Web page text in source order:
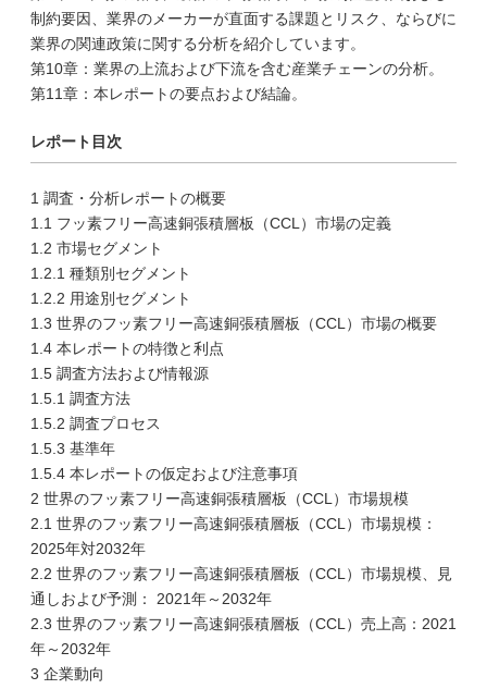
制約要因、業界のメーカーが直面する課題とリスク、ならびに
業界の関連政策に関する分析を紹介しています。
第10章：業界の上流および下流を含む産業チェーンの分析。
第11章：本レポートの要点および結論。
レポート目次
1 調査・分析レポートの概要
1.1 フッ素フリー高速銅張積層板（CCL）市場の定義
1.2 市場セグメント
1.2.1 種類別セグメント
1.2.2 用途別セグメント
1.3 世界のフッ素フリー高速銅張積層板（CCL）市場の概要
1.4 本レポートの特徴と利点
1.5 調査方法および情報源
1.5.1 調査方法
1.5.2 調査プロセス
1.5.3 基準年
1.5.4 本レポートの仮定および注意事項
2 世界のフッ素フリー高速銅張積層板（CCL）市場規模
2.1 世界のフッ素フリー高速銅張積層板（CCL）市場規模：
2025年対2032年
2.2 世界のフッ素フリー高速銅張積層板（CCL）市場規模、見
通しおよび予測： 2021年～2032年
2.3 世界のフッ素フリー高速銅張積層板（CCL）売上高：2021
年～2032年
3 企業動向